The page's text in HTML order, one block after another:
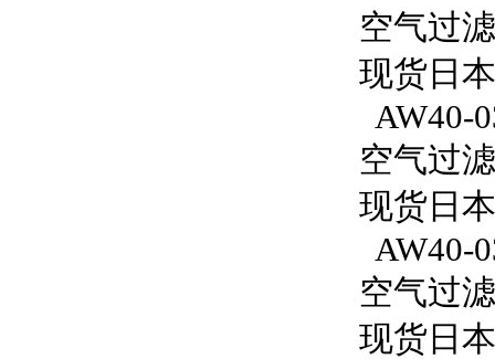
空气过
现货日
AW40-
空气过
现货日
AW40-
空气过
现货日